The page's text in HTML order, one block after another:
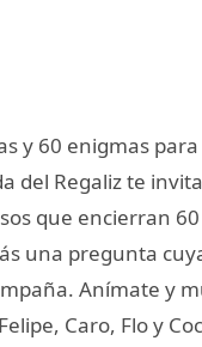
y 60 enigmas
del Regaliz te
que encierran
una pregunta
Anímate y
Caro, Flo y